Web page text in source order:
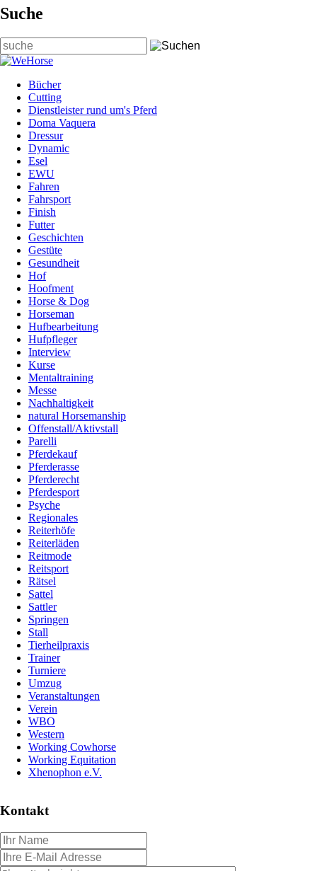
Suche
Suchbegriffe
Bücher
Cutting
Dienstleister rund um's Pferd
Doma Vaquera
Dressur
Dynamic
Esel
EWU
Fahren
Fahrsport
Finish
Futter
Geschichten
Gestüte
Gesundheit
Hof
Hoofment
Horse & Dog
Horseman
Hufbearbeitung
Hufpfleger
Interview
Kurse
Mentaltraining
Messe
Nachhaltigkeit
natural Horsemanship
Offenstall/Aktivstall
Parelli
Pferdekauf
Pferderasse
Pferderecht
Pferdesport
Psyche
Regionales
Reiterhöfe
Reiterläden
Reitmode
Reitsport
Rätsel
Sattel
Sattler
Springen
Stall
Tierheilpraxis
Trainer
Turniere
Umzug
Veranstaltungen
Verein
WBO
Western
Working Cowhorse
Working Equitation
Xhenophon e.V.
Kontakt